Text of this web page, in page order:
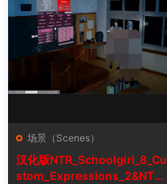
场景（Scenes）
汉化版NTR_Schoolgirl_8_Cu
stom_Expressions_2&NTR